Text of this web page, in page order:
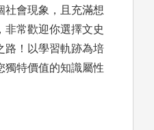
社會現象，且充滿想
非常歡迎你選擇文史
路！以學習軌跡為培
獨特價值的知識屬性